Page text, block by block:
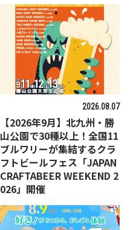
2026.08.07
【2026年9月】北九州・勝
山公園で30種以上！全国11
ブルワリーが集結するクラ
フトビールフェス「JAPAN
CRAFTABEER WEEKEND 2
026」開催